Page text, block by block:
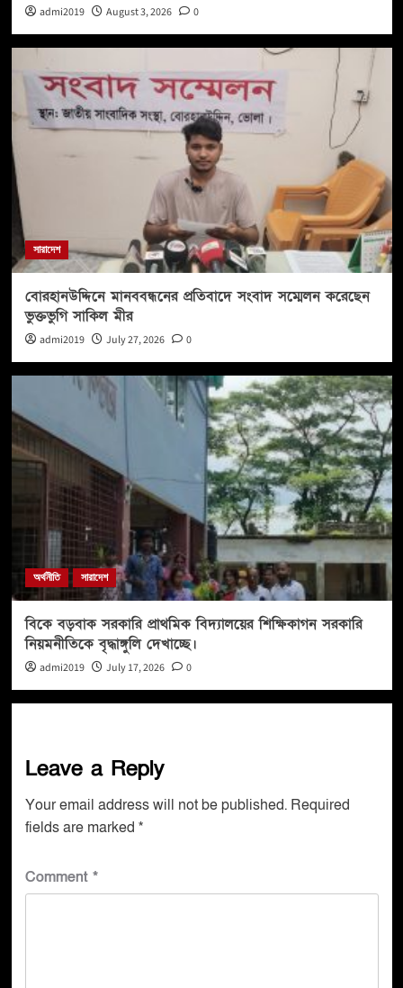
admi2019 August 3, 2026 0
সারাদেশ
বোরহানউদ্দিনে মানববন্ধনের প্রতিবাদে সংবাদ সম্মেলন করেছেন
ভুক্তভুগি সাকিল মীর
admi2019 July 27, 2026 0
অর্থনীতি সারাদেশ
বিকে বড়বাক সরকারি প্রাথমিক বিদ্যালয়ের শিক্ষিকাগন সরকারি
নিয়মনীতিকে বৃদ্ধাঙ্গুলি দেখাচ্ছে।
admi2019 July 17, 2026 0
Leave a Reply
Your email address will not be published. Required
fields are marked *
Comment *